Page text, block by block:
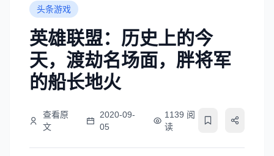
头条游戏
英雄联盟：历史上的今
天，渡劫名场面，胖将军
的船长地火
查看原
文
2020-09-
05
1139 阅
读